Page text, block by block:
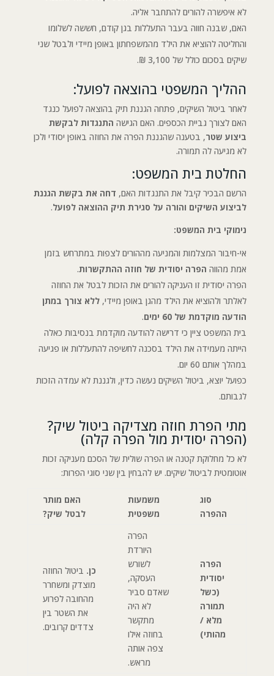
לא איפשרה להורים להתחבר אליה.
האם, שבנה חווה בעבר התעללות בגן קודם, חששה לשלומו
והחליטה להוציא את הילד מהמשפחתון באופן מיידי ולבטל שני
שיקים בסכום כולל של 3,100 ₪.
ההליך המשפטי בהוצאה לפועל:
לאחר ביטול השיקים, פתחה הגננת תיק בהוצאה לפועל כנגד
האם לצורך גביית הכספים. האם הגישה התנגדות לבקשת
ביצוע שטר, בטענה שהגננת הפרה את החוזה באופן יסודי ולכן
לא מגיעה לה תמורה.
החלטת בית המשפט:
הרשם הבכיר קיבל את התנגדות האם, דחה את בקשת הגננת
לביצוע השיקים והורה על סגירת תיק ההוצאה לפועל.
נימוקי בית המשפט:
אי-חיבור המצלמות והמניעה מההורים לצפות במתרחש בזמן
אמת מהווה הפרה יסודית של חוזה ההתקשרות.
הפרה יסודית זו העניקה להורים את הזכות לבטל את החוזה
לאלתר ולהוציא את הילד מהגן באופן מיידי, ללא צורך במתן
הודעה מוקדמת של 60 ימים
.
בית המשפט ציין כי דרישה להודעה מוקדמת בנסיבות כאלה
הייתה מעמידה את הילד בסכנה לחשיפה להתעללות או פגיעה
במהלך אותם 60 יום.
כפועל יוצא, ביטול השיקים נעשה כדין, ולגננת לא עמדה הזכות
לגבותם.
מתי הפרת חוזה מצדיקה ביטול שיק?
(הפרה יסודית מול הפרה קלה)
לא כל מחלוקת קטנה או הפרה שולית של הסכם מעניקה זכות
אוטומטית לביטול שיקים. יש להבחין בין שני סוגי הפרות:
סוג
ההפרה
משמעות
משפטית
האם מותר
לבטל שיק?
הפרה
יסודית
(כשל
תמורה
מלא /
מהותי)
הפרה
היורדת
לשורש
העסקה,
שאדם סביר
לא היה
מתקשר
בחוזה אילו
צפה אותה
מראש.
כן. ביטול החוזה
מוצדק ומשחרר
מהחובה לפרוע
את השטר בין
צדדים קרובים.